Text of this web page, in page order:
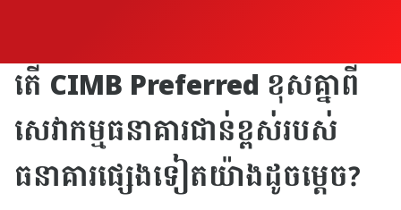
តើ CIMB Preferred ខុសគ្នាពី
សេវាកម្មធនាគារជាន់ខ្ពស់របស់
ធនាគារផ្សេងទៀតយ៉ាងដូចម្តេច?